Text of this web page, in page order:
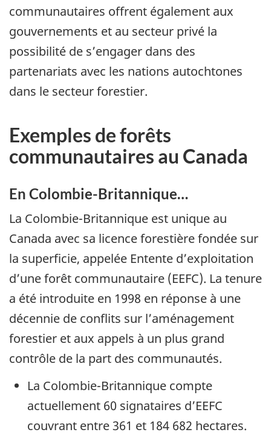
communautaires offrent également aux
gouvernements et au secteur privé la
possibilité de s’engager dans des
partenariats avec les nations autochtones
dans le secteur forestier.
Exemples de forêts
communautaires au Canada
En Colombie-Britannique…
La Colombie-Britannique est unique au
Canada avec sa licence forestière fondée sur
la superficie, appelée Entente d’exploitation
d’une forêt communautaire (EEFC). La tenure
a été introduite en 1998 en réponse à une
décennie de conflits sur l’aménagement
forestier et aux appels à un plus grand
contrôle de la part des communautés.
La Colombie-Britannique compte
actuellement 60 signataires d’EEFC
couvrant entre 361 et 184 682 hectares.